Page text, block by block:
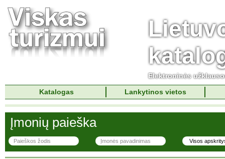
Elektroninės
Katalogas
Lankytinos vietos
Įmonių paieška